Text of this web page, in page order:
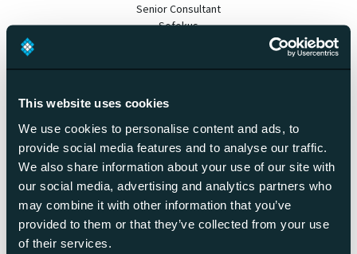
This website uses cookies
We use cookies to personalise content and ads, to
provide social media features and to analyse our traffic.
We also share information about your use of our site with
our social media, advertising and analytics partners who
may combine it with other information that you’ve
provided to them or that they’ve collected from your use
of their services.
Senior Consultant
Sofokus